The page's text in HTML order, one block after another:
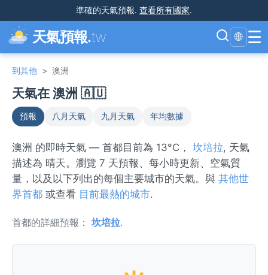
準確的天氣預報. 查看所有國家.
天氣預報.tw 🌐 ☰
到其他 > 澳洲
天氣在 澳洲 🇦🇺
預報 八月天氣 九月天氣 年均數據
澳洲 的即時天氣 — 首都目前為 13°C， 坎培拉, 天氣
描述為 晴天。瀏覽 7 天預報、每小時更新、空氣質
量，以及以下列出的每個主要城市的天氣。與 其他世
界首都 或查看 目前最熱的城市.
首都的詳細預報： 坎培拉.